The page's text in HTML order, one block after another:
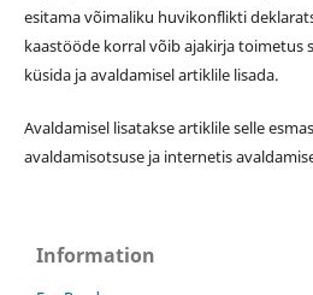
esitama võimaliku huvikonflikti
kaastööde korral võib ajakirja toimetus
küsida ja avaldamisel artiklile lisada.
Avaldamisel lisatakse artiklile selle
avaldamisotsuse ja internetis
Information